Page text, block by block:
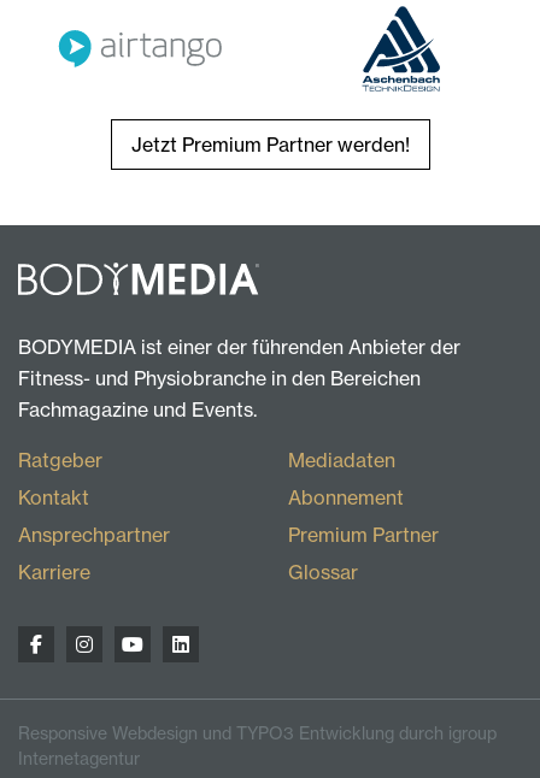
Jetzt Premium Partner werden!
BODYMEDIA ist einer der führenden Anbieter der
Fitness- und Physiobranche in den Bereichen
Fachmagazine und Events.
Ratgeber
Kontakt
Ansprechpartner
Karriere
Mediadaten
Abonnement
Premium Partner
Glossar
Responsive Webdesign und TYPO3 Entwicklung durch igroup
Internetagentur